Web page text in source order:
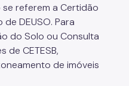
referem a Certidão
DEUSO. Para
do Solo ou Consulta
de CETESB,
de imóveis